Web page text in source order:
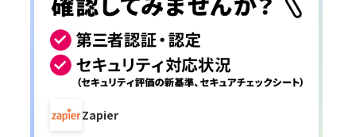
Zapier